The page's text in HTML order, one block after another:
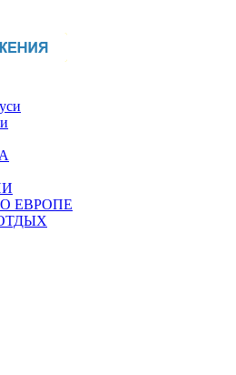
ЕВРОПЕ